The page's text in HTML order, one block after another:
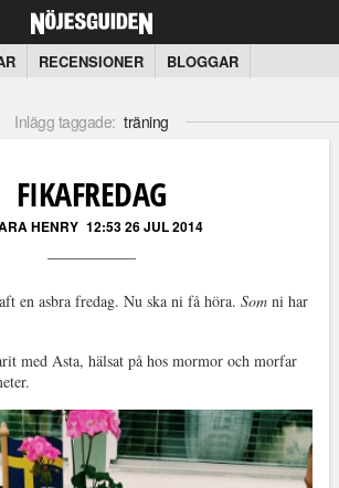
RECENSIONER BLOGGAR
Inlägg taggade: träning
FIKAFREDAG
HENRY 12:53 26 JUL 2014
en asbra fredag. Nu ska ni få höra. Somni har
med Asta, hälsat på hos mormor och morfar